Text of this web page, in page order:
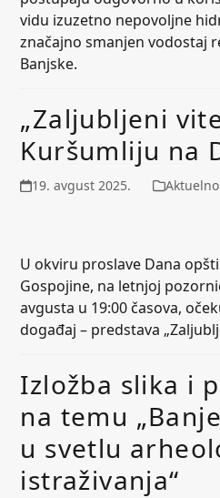
vidu izuzetno nepovoljne
značajno smanjen vodostaj
Banjske.
„Zaljubljeni
Kuršumliju na
19. avgust 2025. Aktuelno
U okviru proslave Dana
Gospojine, na letnjoj
avgusta u 19:00 časova,
događaj – predstava
Izložba slika i
na temu
u svetlu
istraživanja“